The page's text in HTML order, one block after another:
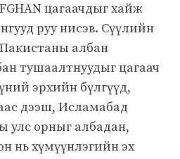
цагаачдыг хайж
руу нисэв. Сүүлийн
албан
тушаалтнуудыг цагаач
эрхийн бүлгүүд,
дээш, Исламабад
улс орныг албадан,
нь хүмүүнлэгийн эх